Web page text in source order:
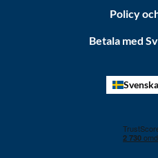
Policy
Betala med
Svenska